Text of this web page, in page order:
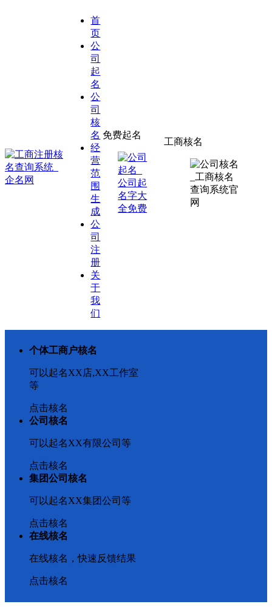
首
页
公
司
起
名
公
司
核
名
经
营
范
围
生
成
公
司
注
册
关
于
我
们
免费起名
工商核名
个体工商户核名
可以起名XX店,XX工作室
等
点击核名
公司核名
可以起名XX有限公司等
点击核名
集团公司核名
可以起名XX集团公司等
点击核名
在线核名
在线核名，快速反馈结果
点击核名